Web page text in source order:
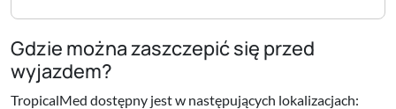
Gdzie można zaszczepić się przed
wyjazdem?
TropicalMed dostępny jest w następujących lokalizacjach: